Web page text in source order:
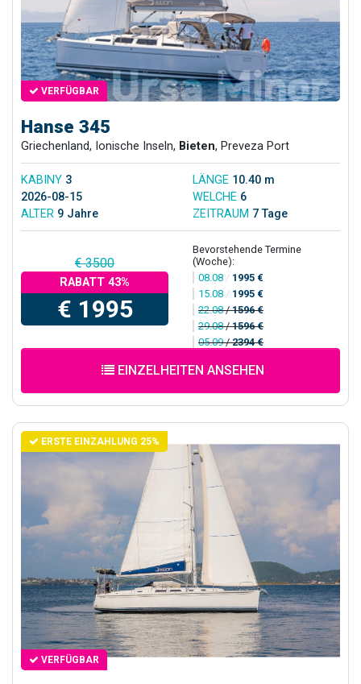
VERFÜGBAR
Hanse 345
Griechenland, Ionische Inseln, Bieten, Preveza Port
KABINY 3 LÄNGE 10.40 m
2026-08-15
WELCHE 6
ALTER 9 Jahre ZEITRAUM 7 Tage
€ 3500
RABATT 43%
€ 1995
Bevorstehende Termine
(Woche):
08.08 / 1995 €
15.08 / 1995 €
22.08/1596 €
29.08/1596 €
05.09/2394 €
EINZELHEITEN ANSEHEN
ERSTE EINZAHLUNG 25%
VERFÜGBAR